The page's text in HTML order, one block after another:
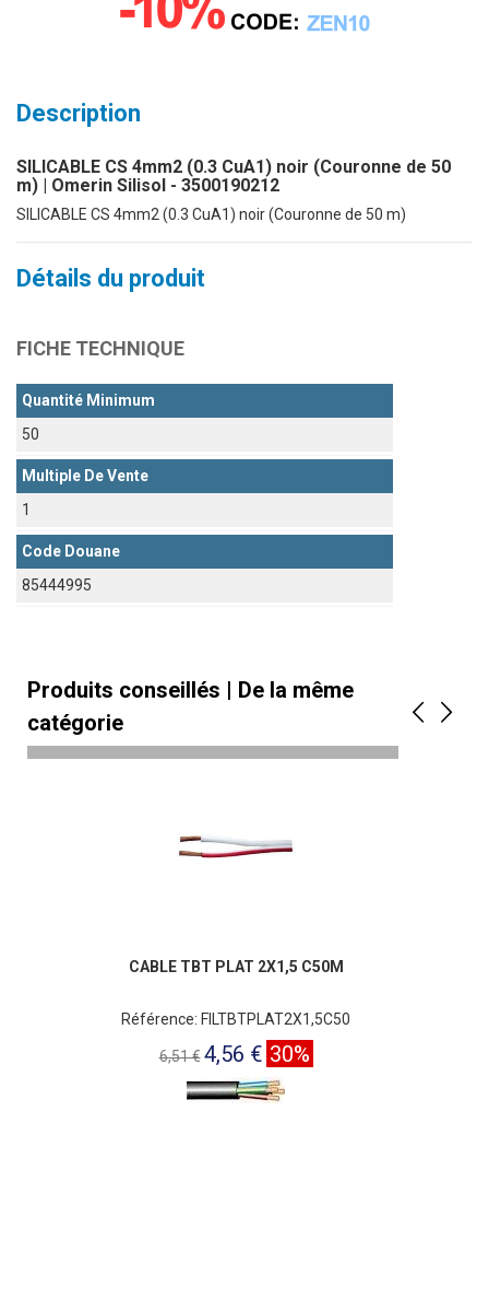
Description
SILICABLE CS 4mm2 (0.3 CuA1) noir (Couronne de 50
m) | Omerin Silisol - 3500190212
SILICABLE CS 4mm2 (0.3 CuA1) noir (Couronne de 50 m)
Détails du produit
FICHE TECHNIQUE
Quantité Minimum
50
Multiple De Vente
1
Code Douane
85444995
Produits conseillés | De la même
catégorie
CABLE TBT PLAT 2X1,5 C50M
Référence: FILTBTPLAT2X1,5C50
6,51 € 4,56 € 30%